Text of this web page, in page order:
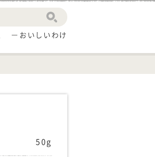
おいしいわけ
50g